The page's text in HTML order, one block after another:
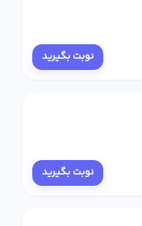
نوبت بگیرید
نوبت بگیرید